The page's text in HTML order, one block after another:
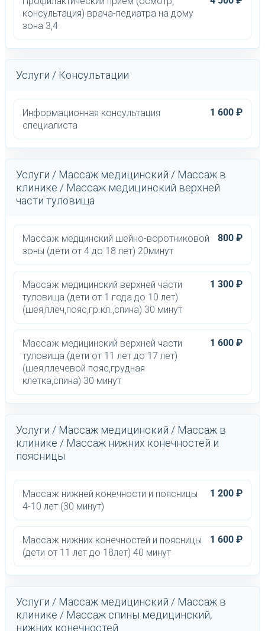
консультация) врача-педиатра на дому
зона 3,4
Услуги / Консультации
Информационная консультация
специалиста
1 600 ₽
Услуги / Массаж медицинский / Массаж в
клинике / Массаж медицинский верхней
части туловища
Массаж медцинский шейно-воротниковой
зоны (дети от 4 до 18 лет) 20минут
800 ₽
Массаж медицинский верхней части
туловища (дети от 1 года до 10 лет)
(шея,плеч,пояс,гр.кл.,спина) 30 минут
1 300 ₽
Массаж медицинский верхней части
туловища (дети от 11 лет до 17 лет)
(шея,плечевой пояс,грудная
клетка,спина) 30 минут
1 600 ₽
Услуги / Массаж медицинский / Массаж в
клинике / Массаж нижних конечностей и
поясницы
Массаж нижней конечности и поясницы
4-10 лет (30 минут)
1 200 ₽
Массаж нижних конечностей и поясницы
(дети от 11 лет до 18лет) 40 минут
1 600 ₽
Услуги / Массаж медицинский / Массаж в
клинике / Массаж спины медицинский,
нижних конечностей